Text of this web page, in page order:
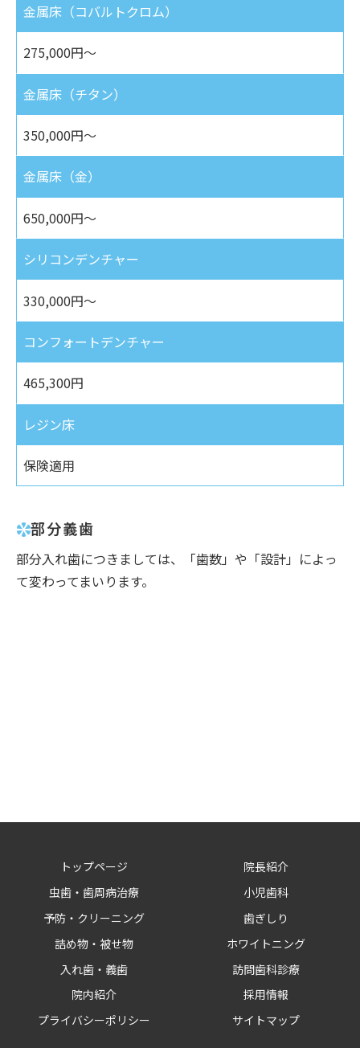
金属床（コバルトクロム）
275,000円～
金属床（チタン）
350,000円～
金属床（金）
650,000円～
シリコンデンチャー
330,000円～
コンフォートデンチャー
465,300円
レジン床
保険適用
部分義歯
部分入れ歯につきましては、「歯数」や「設計」によっ
て変わってまいります。
トップページ
院長紹介
虫歯・歯周病治療
小児歯科
予防・クリーニング
歯ぎしり
詰め物・被せ物
ホワイトニング
入れ歯・義歯
訪問歯科診療
院内紹介
採用情報
プライバシーポリシー
サイトマップ